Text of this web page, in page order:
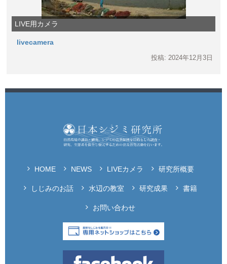
LIVE用カメラ
livecamera
投稿: 2024年12月3日
HOME NEWS LIVEカメラ 研究所概要
しじみのお話 水辺の教室 研究成果 書籍
お問い合わせ